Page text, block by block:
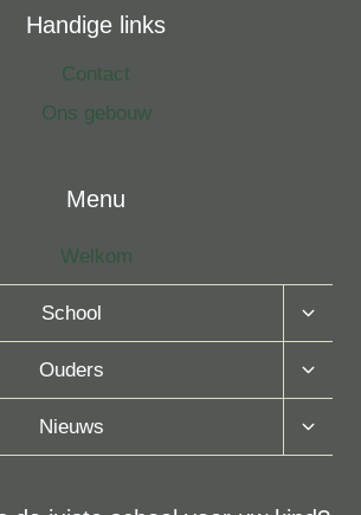
Handige links
Contact
Ons gebouw
Menu
Welkom
School
Toggle
Ouders
Toggle
Nieuws
Toggle